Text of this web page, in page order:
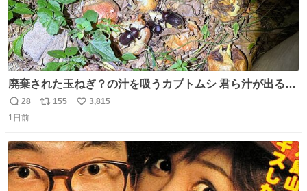
廃棄された玉ねぎ？の汁を吸うカブトムシ 君ら汁が出る植
物ならなんでもいいのかよ… まあ害虫だよねこりゃ 他には
カナブンや黒ゴキが来ていた
返
信
28
リ
ト
数
155
い
数
3,815
1日前